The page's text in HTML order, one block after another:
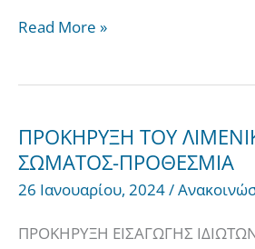
Read More »
ΠΡΟΚΗΡΥΞΗ ΤΟΥ
ΣΩΜΑΤΟΣ-ΠΡΟΘΕΣΜΙΑ
26 Ιανουαρίου, 2024/
ΠΡΟΚΗΡΥΞΗ ΕΙΣΑΓΩΓΗΣ
ΠΡΟΚΗΡΥΞΗ
ΤΟΥ
ΛΙΜΕΝΙΚΟΥ